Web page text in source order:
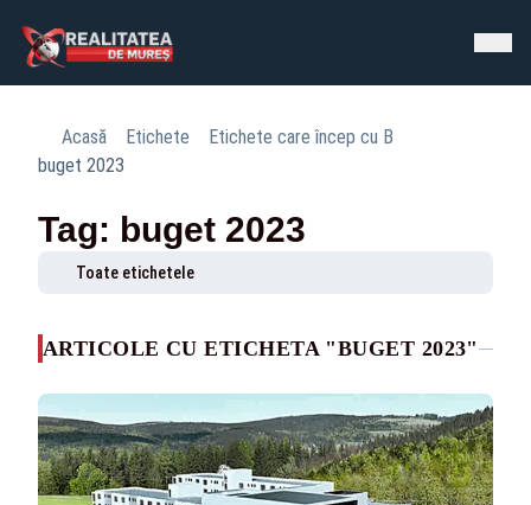
Acasă Etichete
Etichete care încep cu B
buget 2023
Tag: buget 2023
Toate etichetele
ARTICOLE CU ETICHETA "BUGET 2023"